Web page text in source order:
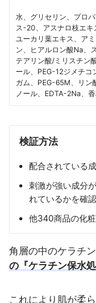
水、グリセリン、プロ
ス-20、アスナロ枝エキ
ユーカリ葉エキス、ア
ン、ヒアルロン酸Na、
テアリン酸/ミリスチン
ール、PEG-12ジメチコ
ガム、PEG-65M、リン
ノール、EDTA-2Na、
検証方法
配合されている
刺激が強い成分
れているかを確認
他340商品の化
角層の中のケラチ
の『ケラチン保水処
これにより肌が柔